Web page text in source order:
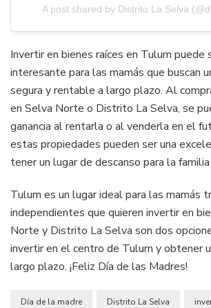
A post shared by Distrito La Selva
Invertir en bienes raíces en Tulum puede
interesante para las mamás que buscan
segura y rentable a largo plazo. Al
en Selva Norte o Distrito La Selva, se
ganancia al rentarla o al venderla en el
estas propiedades pueden ser una
tener un lugar de descanso para la
Tulum es un lugar ideal para las mamás
independientes que quieren invertir en
Norte y Distrito La Selva son dos
invertir en el centro de Tulum y obtener
largo plazo. ¡Feliz Día de las Madres!
Día de la madre Distrito La Selva